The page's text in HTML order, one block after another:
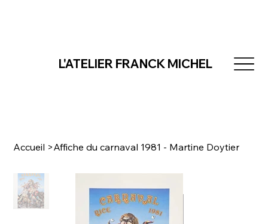
L'ATELIER FRANCK MICHEL
Accueil >Affiche du carnaval 1981 - Martine Doytier